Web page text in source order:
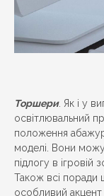
Торшери. Як і у
освітлювальний
положення
моделі. Вони
підлогу в ігровій
Також всі
особливий акцент